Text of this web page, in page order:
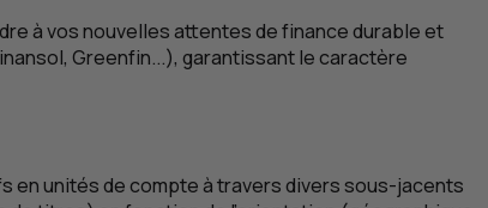
à vos nouvelles attentes de finance durable et
Greenfin...), garantissant le caractère
en unités de compte à travers divers sous-jacents